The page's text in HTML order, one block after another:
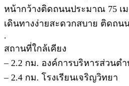
หน้ากว้างติดถนนประมาณ 75 เ
เดินทางง่ายสะดวกสบาย ติดถ
.
สถานที่ใกล้เคียง
– 2.2 กม. องค์การบริหารส่วนต
– 2.4 กม. โรงเรียนเจริญวิทยา